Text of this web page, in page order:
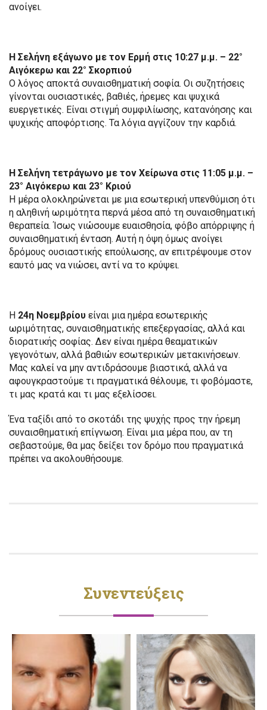
ανοίγει.
Η Σελήνη εξάγωνο με τον Ερμή στις 10:27 μ.μ. – 22°
Αιγόκερω και 22° Σκορπιού
Ο λόγος αποκτά συναισθηματική σοφία. Οι συζητήσεις
γίνονται ουσιαστικές, βαθιές, ήρεμες και ψυχικά
ευεργετικές. Είναι στιγμή συμφιλίωσης, κατανόησης και
ψυχικής αποφόρτισης. Τα λόγια αγγίζουν την καρδιά.
Η Σελήνη τετράγωνο με τον Χείρωνα στις 11:05 μ.μ. –
23° Αιγόκερω και 23° Κριού
Η μέρα ολοκληρώνεται με μια εσωτερική υπενθύμιση ότι
η αληθινή ωριμότητα περνά μέσα από τη συναισθηματική
θεραπεία. Ίσως νιώσουμε ευαισθησία, φόβο απόρριψης ή
συναισθηματική ένταση. Αυτή η όψη όμως ανοίγει
δρόμους ουσιαστικής επούλωσης, αν επιτρέψουμε στον
εαυτό μας να νιώσει, αντί να το κρύψει.
Η 24η Νοεμβρίου είναι μια ημέρα εσωτερικής
ωριμότητας, συναισθηματικής επεξεργασίας, αλλά και
διορατικής σοφίας. Δεν είναι ημέρα θεαματικών
γεγονότων, αλλά βαθιών εσωτερικών μετακινήσεων.
Μας καλεί να μην αντιδράσουμε βιαστικά, αλλά να
αφουγκραστούμε τι πραγματικά θέλουμε, τι φοβόμαστε,
τι μας κρατά και τι μας εξελίσσει.
Ένα ταξίδι από το σκοτάδι της ψυχής προς την ήρεμη
συναισθηματική επίγνωση. Είναι μια μέρα που, αν τη
σεβαστούμε, θα μας δείξει τον δρόμο που πραγματικά
πρέπει να ακολουθήσουμε.
Συνεντεύξεις